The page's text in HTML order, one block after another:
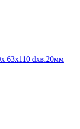
63х110 dхв.20мм